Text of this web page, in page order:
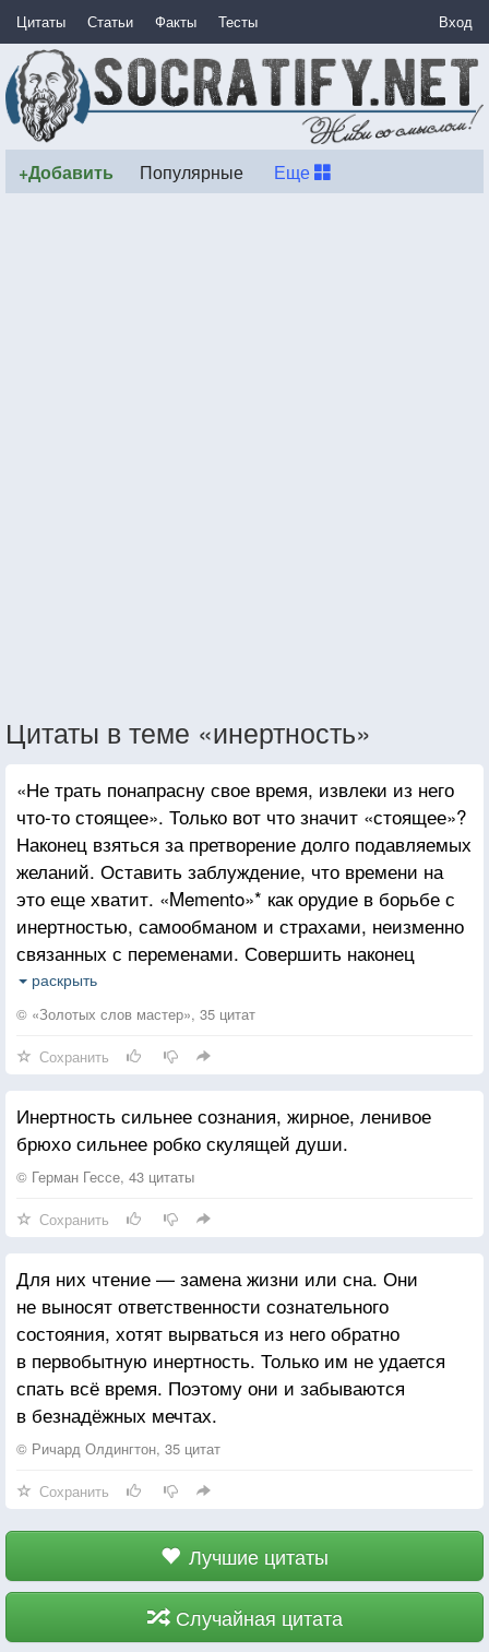
Цитаты Статьи Факты Тесты Вход
+Добавить Популярные Еще
Цитаты в теме «инертность»
«Не трать понапрасну свое время, извлеки из него
что-то стоящее». Только вот что значит «стоящее»?
Наконец взяться за претворение долго подавляемых
желаний. Оставить заблуждение, что времени на
это еще хватит. «Memento»* как орудие в борьбе с
инертностью, самообманом и страхами, неизменно
связанных с переменами. Совершить наконец
путешествие, о котором давно мечтал, выучить еще
один язык, прочитать ту книгу, купить это
славой. Не учинить насилие над самим собой.
раскрыть
© «Золотых слов мастер», 35 цитат
Сохранить
Инертность сильнее сознания, жирное, ленивое
брюхо сильнее робко скулящей души.
© Герман Гессе, 43 цитаты
Сохранить
Для них чтение — замена жизни или сна. Они
не выносят ответственности сознательного
состояния, хотят вырваться из него обратно
в первобытную инертность. Только им не удается
спать всё время. Поэтому они и забываются
в безнадёжных мечтах.
© Ричард Олдингтон, 35 цитат
Сохранить
Лучшие цитаты
Случайная цитата